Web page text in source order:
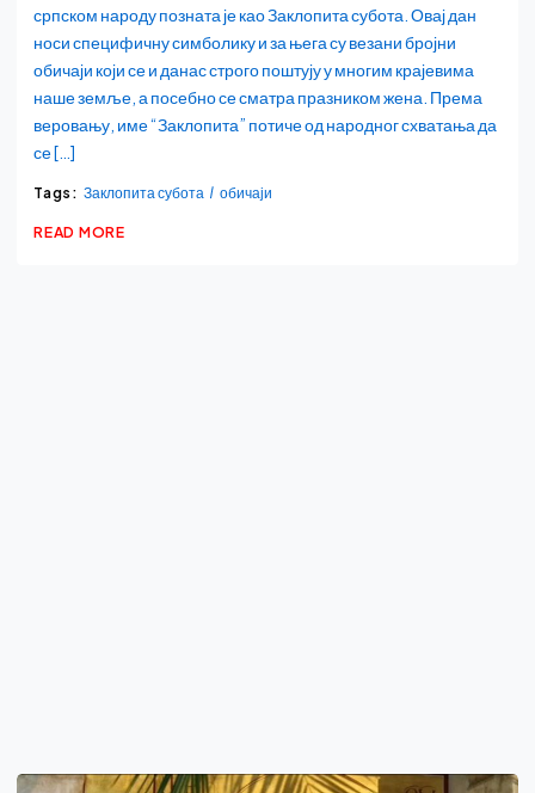
српском народу позната је као Заклопита субота. Овај дан
носи специфичну симболику и за њега су везани бројни
обичаји који се и данас строго поштују у многим крајевима
наше земље, а посебно се сматра празником жена. Према
веровању, име “Заклопита” потиче од народног схватања да
се […]
Tags: Заклопита субота обичаји
READ MORE